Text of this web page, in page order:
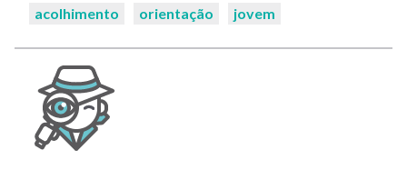
acolhimento
orientação jovem